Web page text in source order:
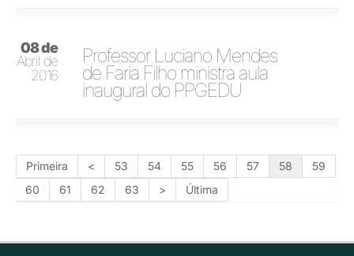
08 de
Abril de
2016
Professor Luciano Mendes
de Faria Filho ministra aula
inaugural do PPGEDU
Primeira < 53 54 55 56 57 58
59
60
61 62 63 > Última